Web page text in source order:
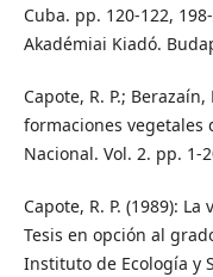
Cuba. pp. 120-122,
Akadémiai Kiadó.
Capote, R. P.;
formaciones vegetales
Nacional. Vol. 2. pp. 1-
Capote, R. P. (1989):
Tesis en opción al
Instituto de Ecología y